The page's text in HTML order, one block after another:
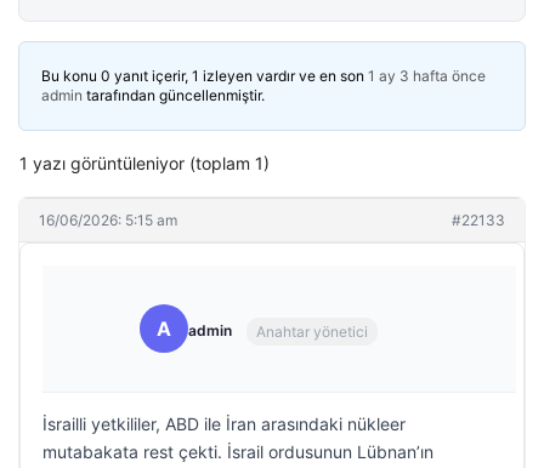
Bu konu 0 yanıt içerir, 1 izleyen vardır ve en son 1 ay 3 hafta önce
admin tarafından güncellenmiştir.
1 yazı görüntüleniyor (toplam 1)
16/06/2026: 5:15 am #22133
A admin Anahtar yönetici
İsrailli yetkililer, ABD ile İran arasındaki nükleer
mutabakata rest çekti. İsrail ordusunun Lübnan’ın